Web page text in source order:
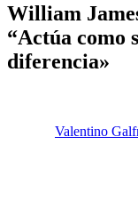
William
“Actúa como
diferencia»
Valentino